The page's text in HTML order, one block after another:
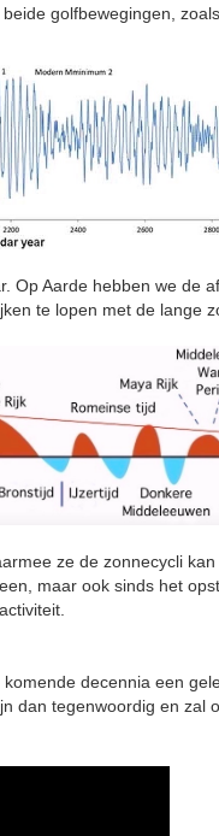
golfbewegingen,
Op Aarde hebben we de
te lopen met de lange
ze de zonnecycli
maar ook sinds het
decennia een
dan tegenwoordig en zal